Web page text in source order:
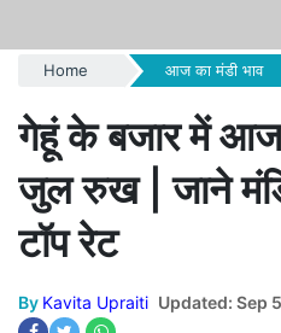
Home आज का मंडी भाव
गेहूं के बजार में आज
जुल रुख | जाने
टॉप रेट
By Kavita Upraiti Updated: Sep